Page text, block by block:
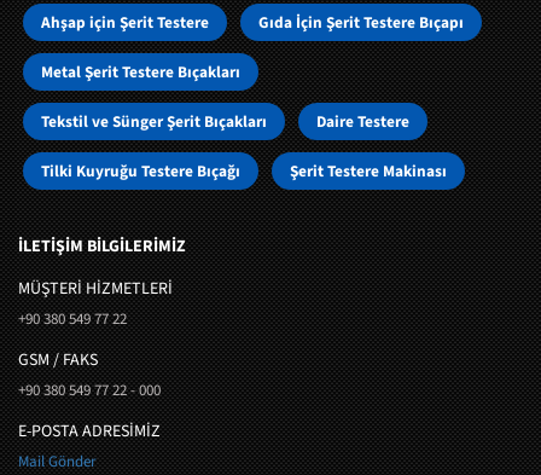
Ahşap için Şerit Testere Gıda İçin Şerit Testere Bıçapı
Metal Şerit Testere Bıçakları
Tekstil ve Sünger Şerit Bıçakları Daire Testere
Tilki Kuyruğu Testere Bıçağı Şerit Testere Makinası
İLETİŞİM BİLGİLERİMİZ
MÜŞTERI HIZMETLERI
+90 380 549 77 22
GSM / FAKS
+90 380 549 77 22 - 000
E-POSTA ADRESİMİZ
Mail Gönder